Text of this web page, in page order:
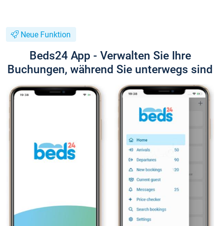
Neue Funktion
Beds24 App - Verwalten Sie Ihre
Buchungen, während Sie unterwegs sind